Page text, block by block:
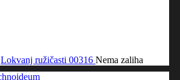
Lokvanj ružičasti 00316 Nema zaliha